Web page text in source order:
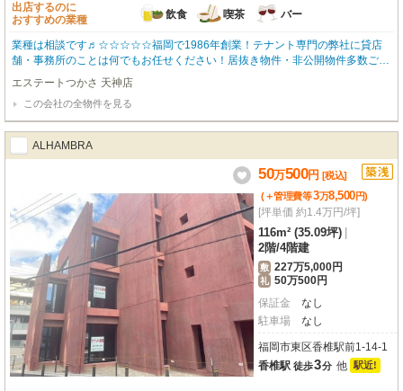
出店するのに
おすすめの業種
飲食 喫茶 バー
業種は相談です♬☆☆☆☆☆福岡で1986年創業！テナント専門の弊社に貸店
舗・事務所のことは何でもお任せください！居抜き物件・非公開物件多数ござ
います！新着情報も豊富です！開店・移転・増店・居抜き売却はお気軽にお問
い合わせください！
エステートつかさ 天神店
この会社の全物件を見る
ALHAMBRA
50万500円 [税込]
(＋管理費等3万8,500円)
[坪単価 約1.4万円/坪]
116m² (35.09坪)
2階/4階建
敷 227万5,000円
礼 50万500円
保証金
なし
駐車場
なし
福岡市東区香椎駅前1-14-1
香椎駅 徒歩3分 他 駅近!